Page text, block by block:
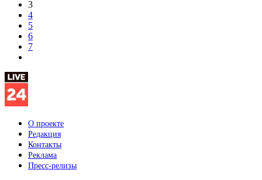
3
4
5
6
7
О проекте
Редакция
Контакты
Реклама
Пресс-релизы